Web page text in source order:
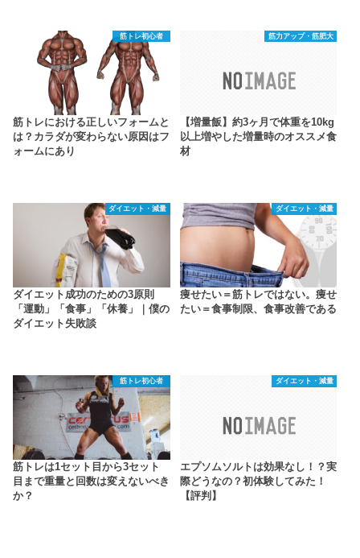
筋トレ初心者
筋トレにおける正しいフォームと
は？カラダが変わらない原因はフ
ォームにあり
筋力アップ・筋肥大
【増量飯】約3ヶ月で体重を10kg
以上増やした増量時のオススメ食
材
ダイエット・減量
ダイエット成功のための3原則
「運動」「食事」「休養」｜僕の
ダイエット失敗談
ダイエット・減量
痩せたい＝筋トレではない。痩せ
たい＝食事制限、食事改善である
筋トレ初心者
筋トレは1セット目から3セット
目まで重量と回数は変えないべき
か？
ダイエット・減量
エプソムソルトは効果なし！？実
際どうなの？初体験してみた！
【評判】